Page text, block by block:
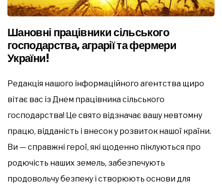
Шановні працівники сільського
господарства, аграрії та фермери
України!
Редакція нашого інформаційного агентства щиро
вітає вас із Днем працівника сільського
господарства! Це свято відзначає вашу невтомну
працю, відданість і внесок у розвиток нашої країни.
Ви — справжні герої, які щоденно піклуються про
родючість наших земель, забезпечують
продовольчу безпеку і створюють основи для